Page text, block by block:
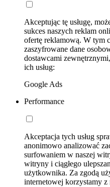
Akceptując tę usługę,
sukces naszych reklam
ofertę reklamową. W tym
zaszyfrowane dane
dostawcami
ich usług:
Google Ads
Performance
Akceptacja tych usług
anonimowo analizować
surfowaniem w naszej
witryny i ciągłego
użytkownika. Za zgodą
internetowej korzystamy z